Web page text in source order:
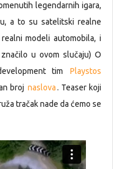
legendarnih igara,
a to su satelitski realne
modeli automobila, i
u ovom slučaju) O
tim
Playstos
broj naslova. Teaser koji
tračak nade da ćemo se